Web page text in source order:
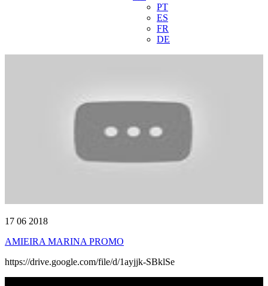
PT
ES
FR
DE
17 06 2018
AMIEIRA MARINA PROMO
https://drive.google.com/file/d/1ayjjk-SBklSe